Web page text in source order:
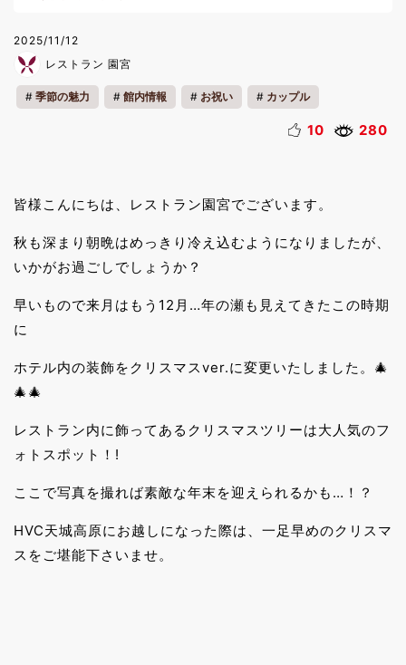
2025/11/12
レストラン 園宮
季節の魅力 館内情報 お祝い カップル
10 280
皆様こんにちは、レストラン園宮でございます。
秋も深まり朝晩はめっきり冷え込むようになりましたが、
いかがお過ごしでしょうか？
早いもので来月はもう12月…年の瀬も見えてきたこの時期
に
ホテル内の装飾をクリスマスver.に変更いたしました。🎄
🎄🎄
レストラン内に飾ってあるクリスマスツリーは大人気のフ
ォトスポット！!
ここで写真を撮れば素敵な年末を迎えられるかも…！？
HVC天城高原にお越しになった際は、一足早めのクリスマ
スをご堪能下さいませ。